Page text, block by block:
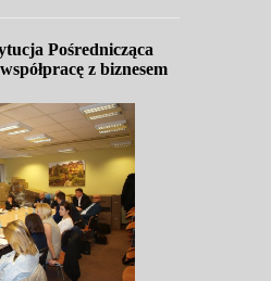
Pośrednicząca
z biznesem